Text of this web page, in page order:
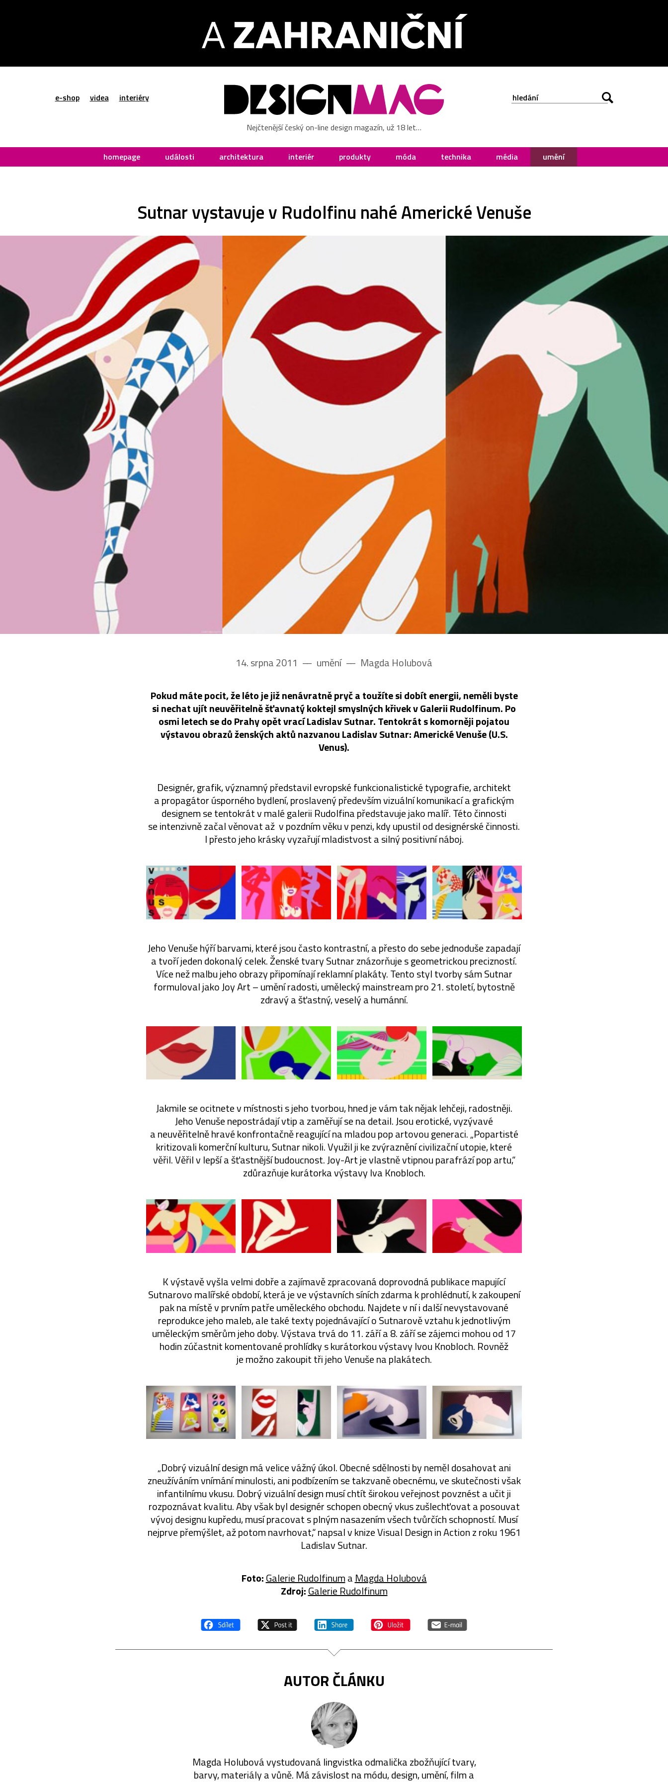
e-shop videa interiéry
Nejčtenější český on-line design magazín, už 18 let…
homepage události architektura interiér produkty móda technika média umění
Sutnar vystavuje v Rudolfinu nahé Americké Venuše
14. srpna 2011 –– umění –– Magda Holubová
Pokud máte pocit, že léto je již nenávratně pryč a toužíte si dobít energii, neměli byste
si nechat ujít neuvěřitelně šťavnatý koktejl smyslných křivek v Galerii Rudolfinum. Po
osmi letech se do Prahy opět vrací Ladislav Sutnar. Tentokrát s komorněji pojatou
výstavou obrazů ženských aktů nazvanou Ladislav Sutnar: Americké Venuše (U.S.
Venus).
Designér, grafik, významný představil evropské funkcionalistické typografie, architekt
a propagátor úsporného bydlení, proslavený především vizuální komunikací a grafickým
designem se tentokrát v malé galerii Rudolfina představuje jako malíř. Této činnosti
se intenzivně začal věnovat až v pozdním věku v penzi, kdy upustil od designérské činnosti.
I přesto jeho krásky vyzařují mladistvost a silný positivní náboj.
Jeho Venuše hýří barvami, které jsou často kontrastní, a přesto do sebe jednoduše zapadají
a tvoří jeden dokonalý celek. Ženské tvary Sutnar znázorňuje s geometrickou precizností.
Více než malbu jeho obrazy připomínají reklamní plakáty. Tento styl tvorby sám Sutnar
formuloval jako Joy Art – umění radosti, umělecký mainstream pro 21. století, bytostně
zdravý a šťastný, veselý a humánní.
Jakmile se ocitnete v místnosti s jeho tvorbou, hned je vám tak nějak lehčeji, radostněji.
Jeho Venuše nepostrádají vtip a zaměřují se na detail. Jsou erotické, vyzývavé
a neuvěřitelně hravé konfrontačně reagující na mladou pop artovou generaci. „Popartisté
kritizovali komerční kulturu, Sutnar nikoli. Využil ji ke zvýraznění civilizační utopie, které
věřil. Věřil v lepší a šťastnější budoucnost. Joy-Art je vlastně vtipnou parafrází pop artu,“
zdůrazňuje kurátorka výstavy Iva Knobloch.
K výstavě vyšla velmi dobře a zajímavě zpracovaná doprovodná publikace mapující
Sutnarovo malířské období, která je ve výstavních síních zdarma k prohlédnutí, k zakoupení
pak na místě v prvním patře uměleckého obchodu. Najdete v ní i další nevystavované
reprodukce jeho maleb, ale také texty pojednávající o Sutnarově vztahu k jednotlivým
uměleckým směrům jeho doby. Výstava trvá do 11. září a 8. září se zájemci mohou od 17
hodin zúčastnit komentované prohlídky s kurátorkou výstavy Ivou Knobloch. Rovněž
je možno zakoupit tři jeho Venuše na plakátech.
„Dobrý vizuální design má velice vážný úkol. Obecné sdělnosti by neměl dosahovat ani
zneužíváním vnímání minulosti, ani podbízením se takzvaně obecnému, ve skutečnosti však
infantilnímu vkusu. Dobrý vizuální design musí chtít širokou veřejnost povznést a učit ji
rozpoznávat kvalitu. Aby však byl designér schopen obecný vkus zušlechťovat a posouvat
vývoj designu kupředu, musí pracovat s plným nasazením všech tvůrčích schopností. Musí
nejprve přemýšlet, až potom navrhovat,“ napsal v knize Visual Design in Action z roku 1961
Ladislav Sutnar.
Foto:Galerie Rudolfinuma Magda Holubová
Zdroj:Galerie Rudolfinum
AUTOR ČLÁNKU
Magda Holubová vystudovaná lingvistka odmalička zbožňující tvary,
barvy, materiály a vůně. Má závislost na módu, design, umění, film a